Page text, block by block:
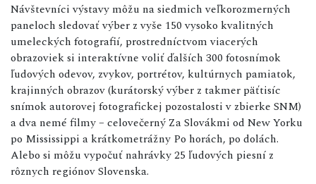
Návštevníci výstavy môžu na siedmich veľkorozmerných
paneloch sledovať výber z vyše 150 vysoko kvalitných
umeleckých fotografií, prostredníctvom viacerých
obrazoviek si interaktívne voliť ďalších 300 fotosnímok
ľudových odevov, zvykov, portrétov, kultúrnych pamiatok,
krajinných obrazov (kurátorský výber z takmer päťtisíc
snímok autorovej fotografickej pozostalosti v zbierke SNM)
a dva nemé filmy – celovečerný Za Slovákmi od New Yorku
po Mississippi a krátkometrážny Po horách, po dolách.
Alebo si môžu vypočuť nahrávky 25 ľudových piesní z
rôznych regiónov Slovenska.